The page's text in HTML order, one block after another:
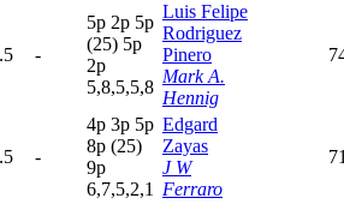
-
5p 2p 5p
(25) 5p
2p
5,8,5,5,8
Luis Felipe
Rodriguez
Pinero
Mark A.
Hennig
-
4p 3p 5p
8p (25)
9p
6,7,5,2,1
Edgard
Zayas
J W
Ferraro